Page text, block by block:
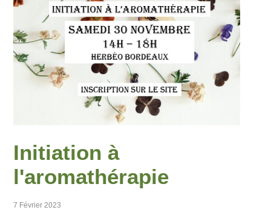
Initiation à
l'aromathérapie
7 Février 2023